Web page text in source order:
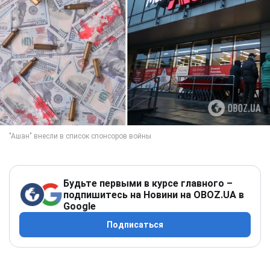
Будьте первыми в курсе главного –
подпишитесь на Новини на OBOZ.UA в
Google
Подписаться